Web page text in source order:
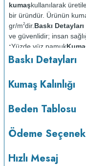
kumaşkullanılarak
bir üründür. Ürünün
gr/m2dir. Baskı Detayları
ve güvenlidir; insan
:Yüzde yüz pamuk
yapılmaz.
Kurutma
Baskı Detayları
Kumaş Kalınlığı
Beden Tablosu
Ödeme
Hızlı Mesaj